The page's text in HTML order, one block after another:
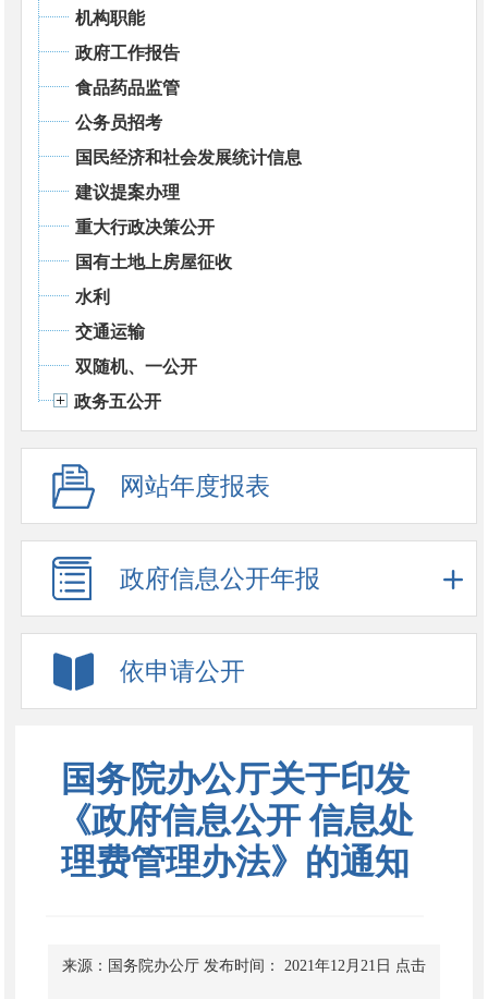
机构职能
政府工作报告
食品药品监管
公务员招考
国民经济和社会发展统计信息
建议提案办理
重大行政决策公开
国有土地上房屋征收
水利
交通运输
双随机、一公开
政务五公开
网站年度报表
政府信息公开年报
依申请公开
国务院办公厅关于印发
《政府信息公开 信息处
理费管理办法》的通知
来源：国务院办公厅 发布时间： 2021年12月21日 点击